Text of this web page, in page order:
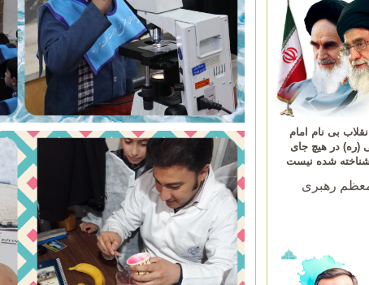
بی نام امام
(ره) در هیچ جای
شده نیست
رهبری